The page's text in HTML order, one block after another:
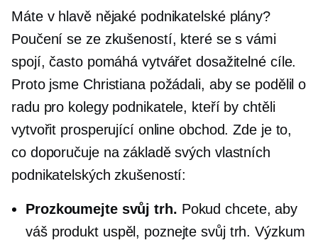
Máte v hlavě nějaké podnikatelské plány?
Poučení se ze zkušeností, které se s vámi
spojí, často pomáhá vytvářet dosažitelné cíle.
Proto jsme Christiana požádali, aby se podělil o
radu pro kolegy podnikatele, kteří by chtěli
vytvořit prosperující online obchod. Zde je to,
co doporučuje na základě svých vlastních
podnikatelských zkušeností:
Prozkoumejte svůj trh. Pokud chcete, aby
váš produkt uspěl, poznejte svůj trh. Výzkum